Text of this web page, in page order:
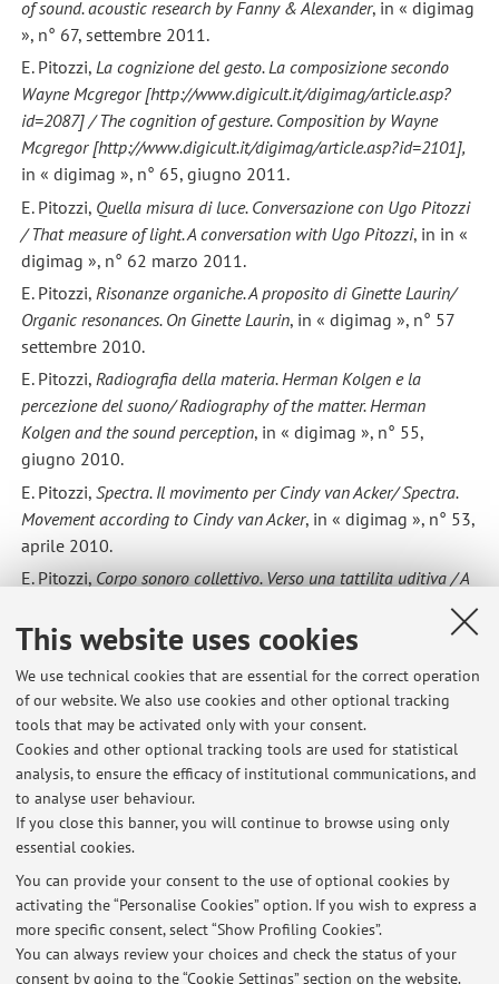
This website uses cookies
We use technical cookies that are essential for the correct operation
of our website. We also use cookies and other optional tracking
tools that may be activated only with your consent.
Cookies and other optional tracking tools are used for statistical
analysis, to ensure the efficacy of institutional communications, and
to analyse user behaviour.
If you close this banner, you will continue to browse using only
essential cookies.
You can provide your consent to the use of optional cookies by
activating the “Personalise Cookies” option. If you wish to express a
more specific consent, select “Show Profiling Cookies”.
You can always review your choices and check the status of your
consent by going to the “Cookie Settings” section on the website.
of sound. acoustic research by Fanny & Alexander, in « digimag
», n° 67, settembre 2011.
E. Pitozzi, La cognizione del gesto. La composizione secondo
Wayne Mcgregor [http://www.digicult.it/digimag/article.asp?
id=2087] / The cognition of gesture. Composition by Wayne
Mcgregor [http://www.digicult.it/digimag/article.asp?id=2101],
in « digimag », n° 65, giugno 2011.
E. Pitozzi, Quella misura di luce. Conversazione con Ugo Pitozzi
/That measure of light. A conversation with Ugo Pitozzi, in in «
digimag », n° 62 marzo 2011.
E. Pitozzi, Risonanze organiche. A proposito di Ginette Laurin/
Organic resonances. On Ginette Laurin, in « digimag », n° 57
settembre 2010.
E. Pitozzi, Radiografia della materia. Herman Kolgen e la
percezione del suono/ Radiography of the matter. Herman
Kolgen and the sound perception, in « digimag », n° 55,
giugno 2010.
E. Pitozzi, Spectra. Il movimento per Cindy van Acker/Spectra.
Movement according to Cindy van Acker, in « digimag », n° 53,
aprile 2010.
E. Pitozzi, Corpo sonoro collettivo. Verso una tattilita uditiva / A
collective resounding body. Aiming towards an auditory tactility
in « digimag », n° 51, febbraio 2010.
Paci Dalò / Seismographs of time. Conversation with Roberto
Paci Dalò,in « digimag », n° 48, ottobre 2009.
Latest news
NORME REDAZIONALI TESI
Published on: February 26 2020
DAMS - VERBALIZZAZIONE DEL TIROCINIO – NUOVE MODALITÀ (da
luglio 2019)
Published on: July 19 2019